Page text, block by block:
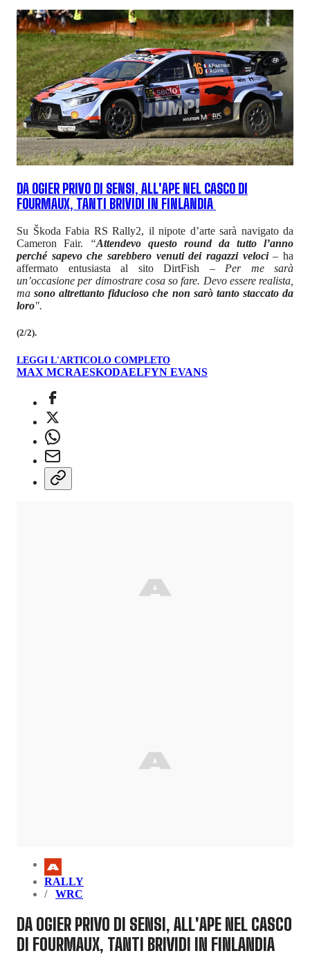
DA OGIER PRIVO DI SENSI, ALL'APE NEL CASCO DI
FOURMAUX, TANTI BRIVIDI IN FINLANDIA
Su Škoda Fabia RS Rally2, il nipote d’arte sarà navigato da
Cameron Fair.
“Attendevo questo round da tutto l’anno
perché sapevo che sarebbero venuti dei ragazzi veloci – ha
affermato entusiasta al sito DirtFish –Per me sarà
un’occasione per dimostrare cosa so fare. Devo essere realista,
masono altrettanto fiducioso che non sarò tanto staccato da
loro".
(2/2).
LEGGI L'ARTICOLO COMPLETO
MAX MCRAESKODAELFYN EVANS
RALLY
WRC
DA OGIER PRIVO DI SENSI, ALL'APE NEL CASCO
DI FOURMAUX, TANTI BRIVIDI IN FINLANDIA